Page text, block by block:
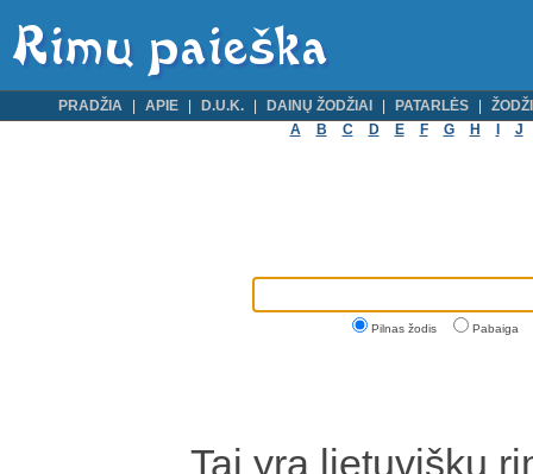
PRADŽIA APIE D.U.K. DAINŲ ŽODŽIAI PATARLĖS
A
B C D E F G H J
Pilnas žodis Pabaiga
Tai yra lietuviškų